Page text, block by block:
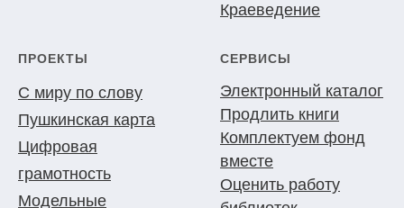
Краеведение
ПРОЕКТЫ
С миру по слову
Пушкинская карта
Цифровая
грамотность
Модельные
СЕРВИСЫ
Электронный каталог
Продлить книги
Комплектуем фонд
вместе
Оценить работу